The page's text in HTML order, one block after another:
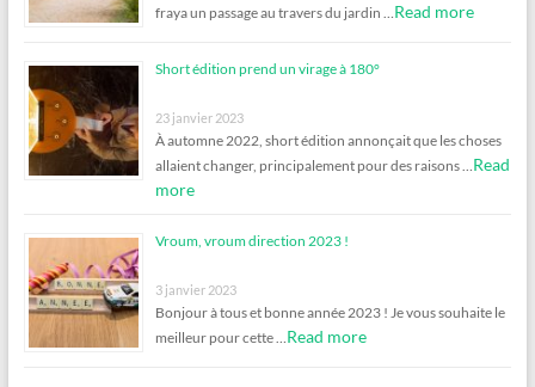
fraya un passage au travers du jardin …Read more
Short édition prend un virage à 180°
23 janvier 2023
À automne 2022, short édition annonçait que les choses
allaient changer, principalement pour des raisons …Read
more
Vroum, vroum direction 2023 !
3 janvier 2023
Bonjour à tous et bonne année 2023 ! Je vous souhaite le
meilleur pour cette …Read more